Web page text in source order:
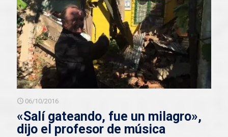
06/10/2016
«Salí gateando, fue un milagro»,
dijo el profesor de música